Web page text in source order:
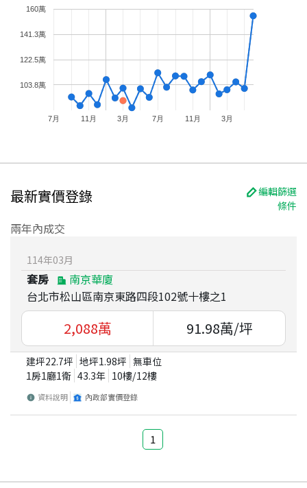
7月 11月 3月 7月 11月 3月
103.8萬
122.5萬
141.3萬
160萬
最新實價登錄
編輯篩選
條件
兩年內成交
114年03月
套房
南京華廈
台北市松山區南京東路四段102號十樓之1
2,088萬 91.98萬/坪
建坪22.7坪 地坪1.98坪 無車位
1房1廳1衛 43.3年 10樓/12樓
資料說明 內政部實價登錄
1